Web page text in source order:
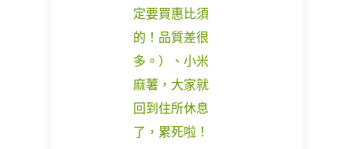
定要買惠比須
的！品質差很
多。）、小米
麻薯，大家就
回到住所休息
了，累死啦！